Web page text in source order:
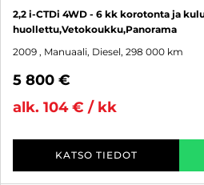
2,2 i-CTDi 4WD - 6 kk korotonta ja
huollettu,Vetokoukku,Panorama
2009 , Manuaali, Diesel, 298 000 km
5 800 €
alk. 104 € / kk
KATSO TIEDOT